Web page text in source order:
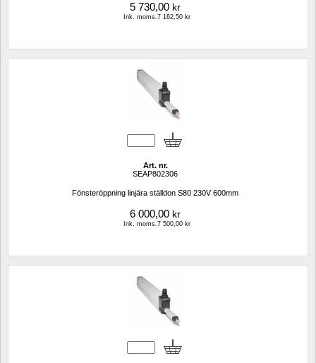
5 730,00 kr
Ink. moms.7 162,50 kr
Art. nr.
SEAP802306
Fönsteröppning linjära ställdon S80 230V 600mm
6 000,00 kr
Ink. moms.7 500,00 kr